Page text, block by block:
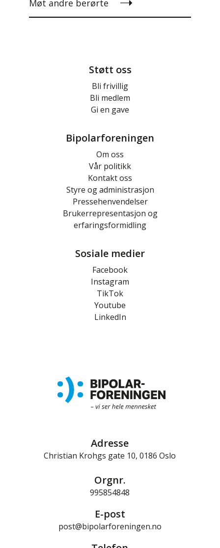
Møt andre berørte
Støtt oss
Bli frivillig
Bli medlem
Gi en gave
Bipolarforeningen
Om oss
Vår politikk
Kontakt oss
Styre og administrasjon
Pressehenvendelser
Brukerrepresentasjon og
erfaringsformidling
Sosiale medier
Facebook
Instagram
TikTok
Youtube
LinkedIn
Adresse
Christian Krohgs gate 10, 0186 Oslo
Orgnr.
995854848
E-post
post@bipolarforeningen.no